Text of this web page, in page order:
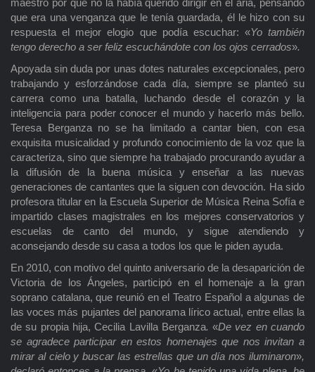
que era una venganza que le tenía guardada, él le hizo con su
respuesta el mejor elogio que podía escuchar: «Yo también
tengo derecho a ser feliz escuchándote con los ojos cerrados».
Apoyada sin duda por unas dotes naturales excepcionales, pero
trabajando y esforzándose cada día, siempre se planteó su
carrera como una batalla, luchando desde el corazón y la
inteligencia para poder conocer el mundo y hacerlo más bello.
Teresa Berganza no se ha limitado a cantar bien, con esa
exquisita musicalidad y profundo conocimiento de la voz que la
caracteriza, sino que siempre ha trabajado procurando ayudar a
la difusión de la buena música y enseñar a las nuevas
generaciones de cantantes que la siguen con devoción. Ha sido
profesora titular en la Escuela Superior de Música Reina Sofía e
impartido clases magistrales en los mejores conservatorios y
escuelas de canto del mundo, y sigue atendiendo y
aconsejando desde su casa a todos los que le piden ayuda.
En 2010, con motivo del quinto aniversario de la desaparición de
Victoria de los Ángeles, participó en el homenaje a la gran
soprano catalana, que reunió en el Teatro Español a algunas de
las voces más pujantes del panorama lírico actual, entre ellas la
de su propia hija, Cecilia Lavilla Berganza.«De vez en cuando
se agradece participar en estos homenajes que nos invitan a
mirar al cielo y buscar las estrellas que un día nos iluminaron»,